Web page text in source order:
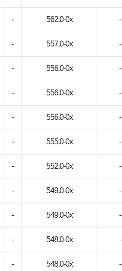
- 562.0-0x -
- 557.0-0x -
- 556.0-0x -
- 556.0-0x -
- 556.0-0x -
- 555.0-0x -
- 552.0-0x -
- 549.0-0x -
- 549.0-0x -
- 548.0-0x -
- 548.0-0x -